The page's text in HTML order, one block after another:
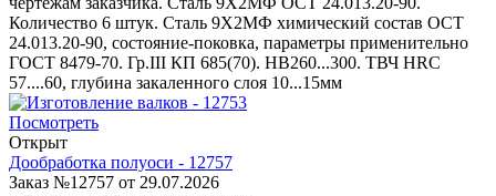
Количество 6 штук. Сталь 9Х2МФ химический состав ОСТ
24.013.20-90, состояние-поковка, параметры применительно
ГОСТ 8479-70. Гр.III КП 685(70). НВ260...300. ТВЧ НRC
57....60, глубина закаленного слоя 10...15мм
Посмотреть
Открыт
Дообработка полуоси - 12757
Заказ №12757 от 29.07.2026